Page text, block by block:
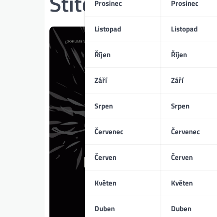
Prosinec
Listopad
Říjen
Září
Srpen
Červenec
Červen
Květen
Duben
Prosinec
Listopad
Říjen
Září
Srpen
Červenec
Červen
Květen
Duben